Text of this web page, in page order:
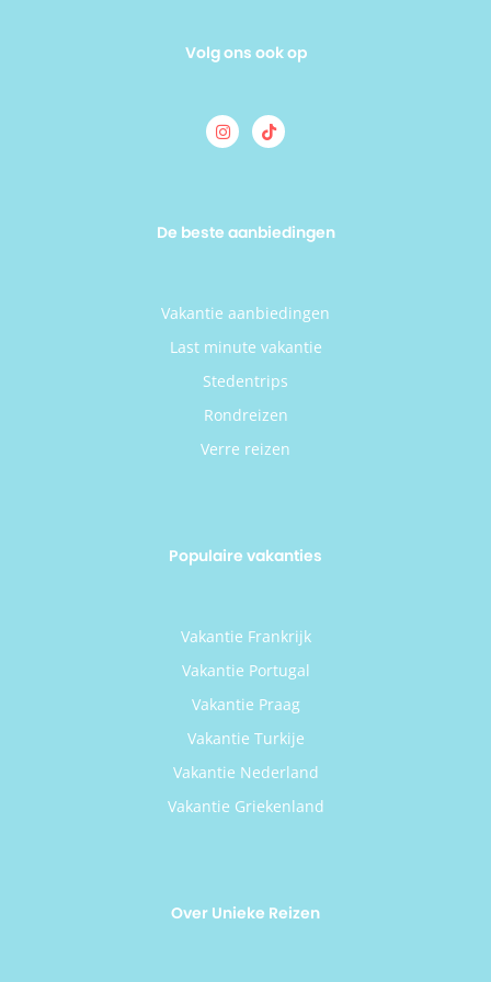
Volg ons ook op
De beste aanbiedingen
Vakantie aanbiedingen
Last minute vakantie
Stedentrips
Rondreizen
Verre reizen
Populaire vakanties
Vakantie Frankrijk
Vakantie Portugal
Vakantie Praag
Vakantie Turkije
Vakantie Nederland
Vakantie Griekenland
Over Unieke Reizen